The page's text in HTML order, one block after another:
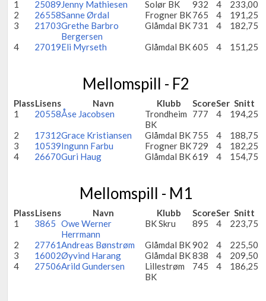
1
25089Jenny Mathiesen Solør BK 932 4
233,00
2
26558Sanne Ørdal Frogner BK765 4
191,25
3
21703Grethe Barbro
Bergersen
Glåmdal BK 731 4
182,75
4
27019Eli Myrseth Glåmdal BK605 4 151,25
Mellomspill - F2
PlassLisens Navn Klubb ScoreSer Snitt
1
20558Åse Jacobsen
Trondheim
BK
777 4
194,25
2
17312Grace Kristiansen Glåmdal BK 755 4
188,75
3
10539Ingunn Farbu Frogner BK729 4
182,25
4
26670Guri Haug Glåmdal BK619 4 154,75
Mellomspill - M1
PlassLisens Navn Klubb ScoreSer Snitt
1
3865 Owe Werner
Herrmann
BK Skru 895 4
223,75
2
27761Andreas Bønstrøm Glåmdal BK902 4
225,50
3
16002Øyvind Harang Glåmdal BK838 4
209,50
4
27506Arild Gundersen
Lillestrøm
BK
745 4 186,25